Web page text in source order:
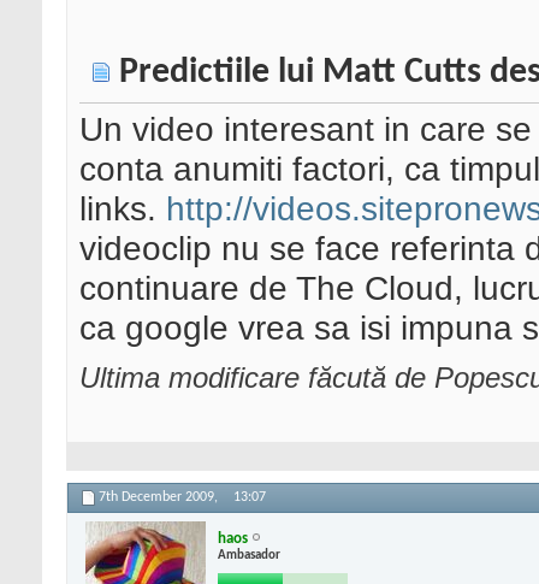
Predictiile lui Matt Cutts
Un video interesant in care
conta anumiti factori, ca
links. http://
videoclip nu se face referinta
continuare de The Cloud,
ca google vrea sa isi impuna
Ultima modificare făcută de
7th December 2009, 13:07
haos
Ambasador